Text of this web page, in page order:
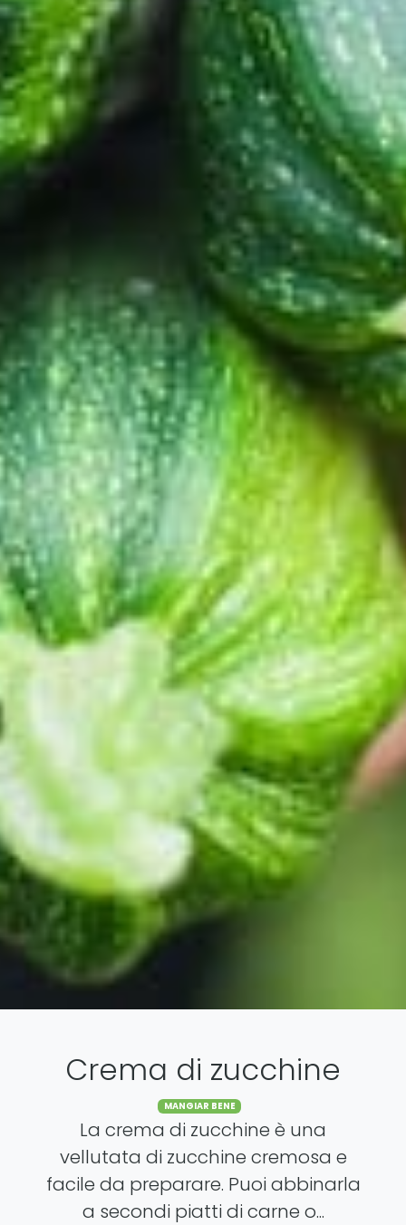
Crema di zucchine
Categories
MANGIAR BENE
La crema di zucchine è una
vellutata di zucchine cremosa e
facile da preparare. Puoi abbinarla
a secondi piatti di carne o...